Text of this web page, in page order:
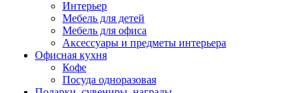
Интерьер
Мебель для детей
Мебель для офиса
Аксессуары и предметы интерьера
Офисная кухня
Кофе
Посуда одноразовая